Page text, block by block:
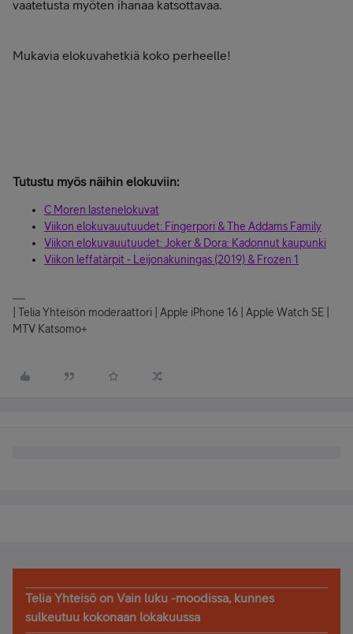
vaatetusta myöten ihanaa katsottavaa.
Mukavia elokuvahetkiä koko perheelle!
Tutustu myös näihin elokuviin:
C Moren lastenelokuvat
Viikon elokuvauutuudet: Fingerpori & The Addams Family
Viikon elokuvauutuudet: Joker & Dora: Kadonnut kaupunki
Viikon leffatärpit - Leijonakuningas (2019) & Frozen 1
| Telia Yhteisön moderaattori | Apple iPhone 16 | Apple Watch SE |
MTV Katsomo+
Telia Yhteisö on Vain luku -moodissa, kunnes
sulkeutuu kokonaan lokakuussa